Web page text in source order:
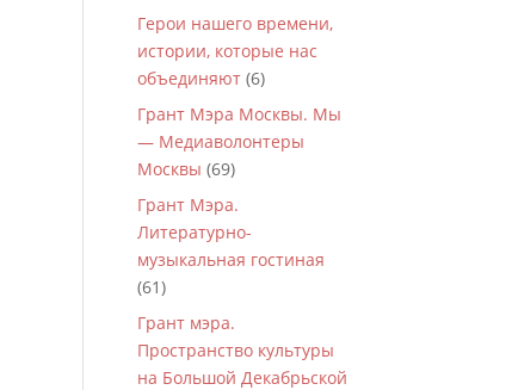
Герои нашего времени,
истории, которые нас
объединяют (6)
Грант Мэра Москвы. Мы
— Медиаволонтеры
Москвы (69)
Грант Мэра.
Литературно-
музыкальная гостиная
(61)
Грант мэра.
Пространство культуры
на Большой Декабрьской